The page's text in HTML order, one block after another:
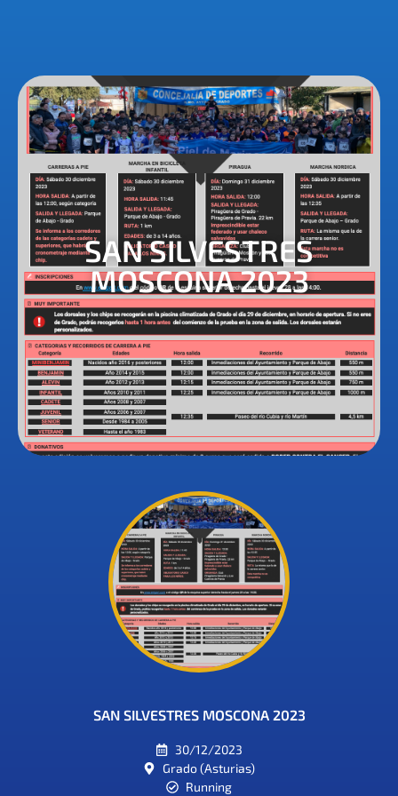
SAN SILVESTRES
MOSCONA 2023
SAN SILVESTRES MOSCONA 2023
30/12/2023
Grado (Asturias)
Running